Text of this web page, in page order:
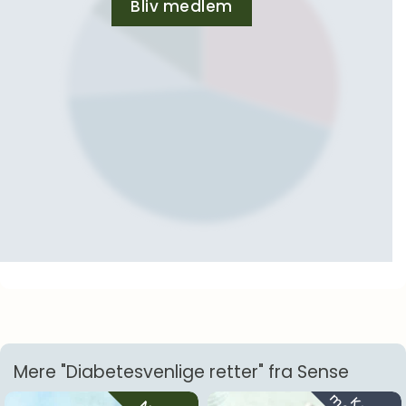
Bliv medlem
Mere "Diabetesvenlige retter" fra Sense